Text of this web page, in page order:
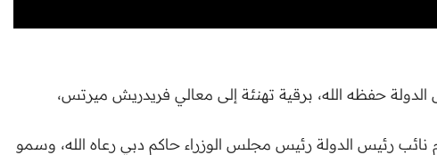
حفظه الله، برقية تهنئة إلى معالي فريدريش ميرتس،
رئيس الدولة رئيس مجلس الوزراء حاكم دبي رعاه الله، وسمو